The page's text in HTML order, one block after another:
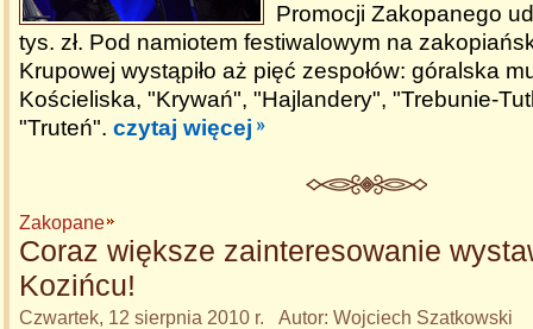
Promocji Zakopanego
tys. zł. Pod namiotem festiwalowym na
Krupowej wystąpiło aż pięć zespołów: góralska
Kościeliska, "Krywań", "Hajlandery", "Trebunie-
"Truteń". czytaj więcej
Zakopane
Coraz większe zainteresowanie
Kozińcu!
Czwartek, 12 sierpnia 2010 r. Autor: Wojciech Szatkowski